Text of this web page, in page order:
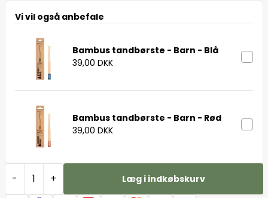
Vi vil også anbefale
Bambus tandbørste - Barn - Blå
39,00 DKK
Bambus tandbørste - Barn - Rød
39,00 DKK
- + Læg i indkøbskurv